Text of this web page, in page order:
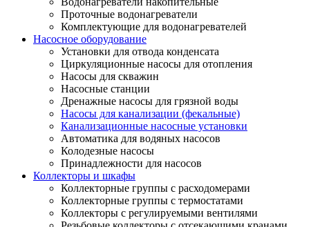
Проточные водонагреватели
Комплектующие для водонагревателей
Насосное оборудование
Установки для отвода конденсата
Циркуляционные насосы для отопления
Насосы для скважин
Насосные станции
Дренажные насосы для грязной воды
Насосы для канализации (фекальные)
Канализационные насосные установки
Автоматика для водяных насосов
Колодезные насосы
Принадлежности для насосов
Коллекторы и шкафы
Коллекторные группы с расходомерами
Коллекторные группы с термостатами
Коллекторы с регулируемыми вентилями